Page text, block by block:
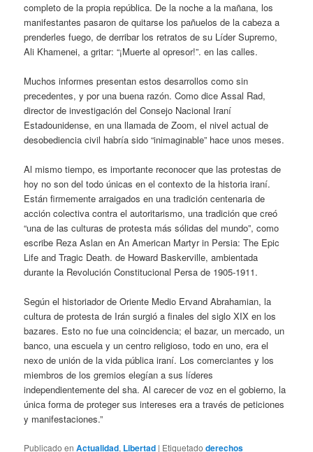
completo de la propia república. De la noche a la mañana, los
manifestantes pasaron de quitarse los pañuelos de la cabeza a
prenderles fuego, de derribar los retratos de su Líder Supremo,
Ali Khamenei, a gritar: “¡Muerte al opresor!”. en las calles.
Muchos informes presentan estos desarrollos como sin
precedentes, y por una buena razón. Como dice Assal Rad,
director de investigación del Consejo Nacional Iraní
Estadounidense, en una llamada de Zoom, el nivel actual de
desobediencia civil habría sido “inimaginable” hace unos meses.
Al mismo tiempo, es importante reconocer que las protestas de
hoy no son del todo únicas en el contexto de la historia iraní.
Están firmemente arraigados en una tradición centenaria de
acción colectiva contra el autoritarismo, una tradición que creó
“una de las culturas de protesta más sólidas del mundo”, como
escribe Reza Aslan en An American Martyr in Persia: The Epic
Life and Tragic Death. de Howard Baskerville, ambientada
durante la Revolución Constitucional Persa de 1905-1911.
Según el historiador de Oriente Medio Ervand Abrahamian, la
cultura de protesta de Irán surgió a finales del siglo XIX en los
bazares. Esto no fue una coincidencia; el bazar, un mercado, un
banco, una escuela y un centro religioso, todo en uno, era el
nexo de unión de la vida pública iraní. Los comerciantes y los
miembros de los gremios elegían a sus líderes
independientemente del sha. Al carecer de voz en el gobierno, la
única forma de proteger sus intereses era a través de peticiones
y manifestaciones.”
Publicado en Actualidad, Libertad | Etiquetado derechos